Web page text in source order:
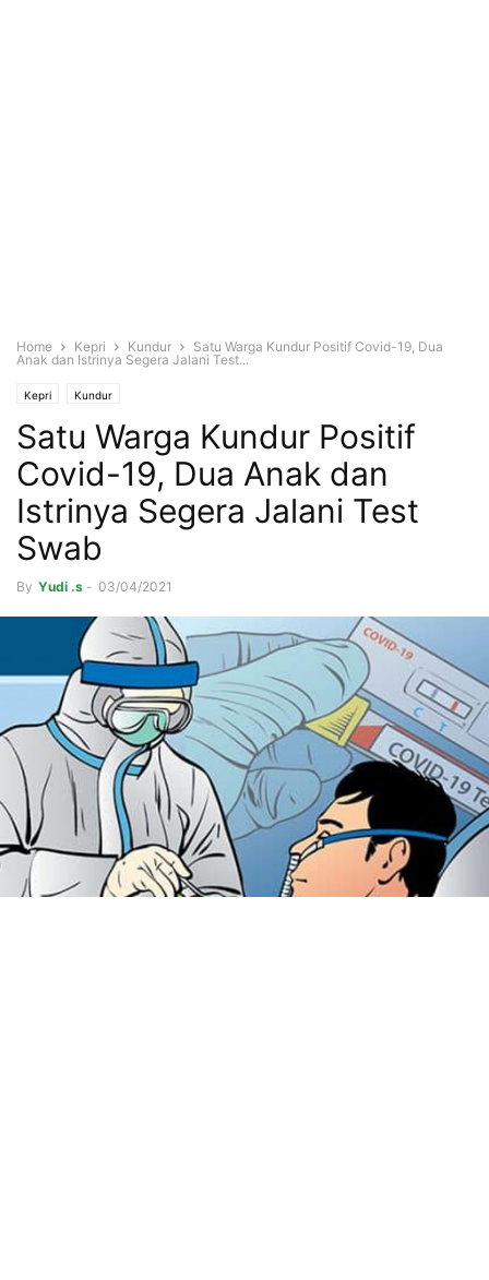
Home Kepri Kundur
Satu Warga Kundur Positif Covid-19, Dua
Anak dan Istrinya Segera Jalani Test...
Kepri Kundur
Satu Warga Kundur Positif
Covid-19, Dua Anak dan
Istrinya Segera Jalani Test
Swab
By Yudi .s - 03/04/2021